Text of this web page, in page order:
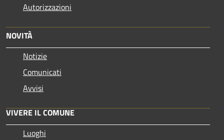
Autorizzazioni
NOVITÀ
Notizie
Comunicati
Avvisi
VIVERE IL COMUNE
Luoghi